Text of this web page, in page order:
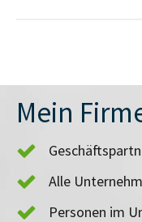
Mein
Alle
Personen im